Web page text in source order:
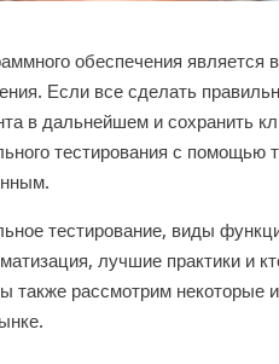
обеспечения
Если все сделать
в дальнейшем и сохранить
тестирования с помощью
тестирование, виды
лучшие практики и
также рассмотрим некоторые